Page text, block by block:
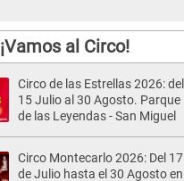
¡Vamos al Circo!
Circo de las Estrellas 2026: del
15 Julio al 30 Agosto. Parque
de las Leyendas - San Miguel
Circo Montecarlo 2026: Del 17
de Julio hasta el 30 Agosto en